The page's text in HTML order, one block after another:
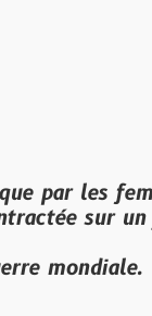
femmes.
un jean.